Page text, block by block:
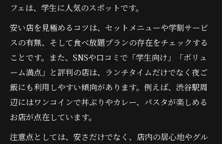
フェは、学生に人気のスポットです。
安い店を見極めるコツは、セットメニューや学割サービ
スの有無、そして食べ放題プランの存在をチェックする
ことです。また、SNSや口コミで「学生向け」「ボリュ
ーム満点」と評判の店は、ランチタイムだけでなく夜ご
飯にも利用しやすい傾向があります。例えば、渋谷駅周
辺にはワンコインで丼ぶりやカレー、パスタが楽しめる
お店が点在しています。
注意点としては、安さだけでなく、店内の居心地やグル